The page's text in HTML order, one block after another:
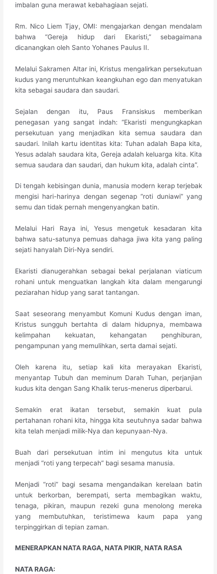
imbalan guna merawat kebahagiaan sejati.
​Rm. Nico Liem Tjay, OMI: mengajarkan dengan mendalam
bahwa “Gereja hidup dari Ekaristi,” sebagaimana
dicanangkan oleh Santo Yohanes Paulus II.
Melalui Sakramen Altar ini, Kristus mengalirkan persekutuan
kudus yang meruntuhkan keangkuhan ego dan menyatukan
kita sebagai saudara dan saudari.
Sejalan dengan itu, Paus Fransiskus memberikan
penegasan yang sangat indah: “Ekaristi mengungkapkan
persekutuan yang menjadikan kita semua saudara dan
saudari. Inilah kartu identitas kita: Tuhan adalah Bapa kita,
Yesus adalah saudara kita, Gereja adalah keluarga kita. Kita
semua saudara dan saudari, dan hukum kita, adalah cinta”.
​Di tengah kebisingan dunia, manusia modern kerap terjebak
mengisi hari-harinya dengan segenap “roti duniawi” yang
semu dan tidak pernah mengenyangkan batin.
Melalui Hari Raya ini, Yesus mengetuk kesadaran kita
bahwa satu-satunya pemuas dahaga jiwa kita yang paling
sejati hanyalah Diri-Nya sendiri.
Ekaristi dianugerahkan sebagai bekal perjalanan viaticum
rohani untuk menguatkan langkah kita dalam mengarungi
peziarahan hidup yang sarat tantangan.
Saat seseorang menyambut Komuni Kudus dengan iman,
Kristus sungguh bertahta di dalam hidupnya, membawa
kelimpahan kekuatan, kehangatan penghiburan,
pengampunan yang memulihkan, serta damai sejati.
​Oleh karena itu, setiap kali kita merayakan Ekaristi,
menyantap Tubuh dan meminum Darah Tuhan, perjanjian
kudus kita dengan Sang Khalik terus-menerus diperbarui.
Semakin erat ikatan tersebut, semakin kuat pula
pertahanan rohani kita, hingga kita seutuhnya sadar bahwa
kita telah menjadi milik-Nya dan kepunyaan-Nya.
Buah dari persekutuan intim ini mengutus kita untuk
menjadi “roti yang terpecah” bagi sesama manusia.
Menjadi “roti” bagi sesama mengandaikan kerelaan batin
untuk berkorban, berempati, serta membagikan waktu,
tenaga, pikiran, maupun rezeki guna menolong mereka
yang membutuhkan, teristimewa kaum papa yang
terpinggirkan di tepian zaman.
MENERAPKAN NATA RAGA, NATA PIKIR, NATA RASA
​NATA RAGA: